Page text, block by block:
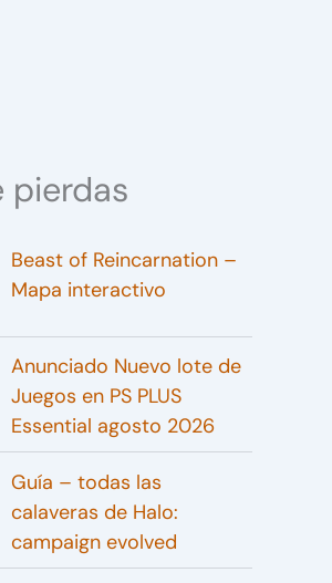
pierdas
Beast of Reincarnation –
Mapa interactivo
Anunciado Nuevo lote de
Juegos en PS PLUS
Essential agosto 2026
Guía – todas las
calaveras de Halo:
campaign evolved